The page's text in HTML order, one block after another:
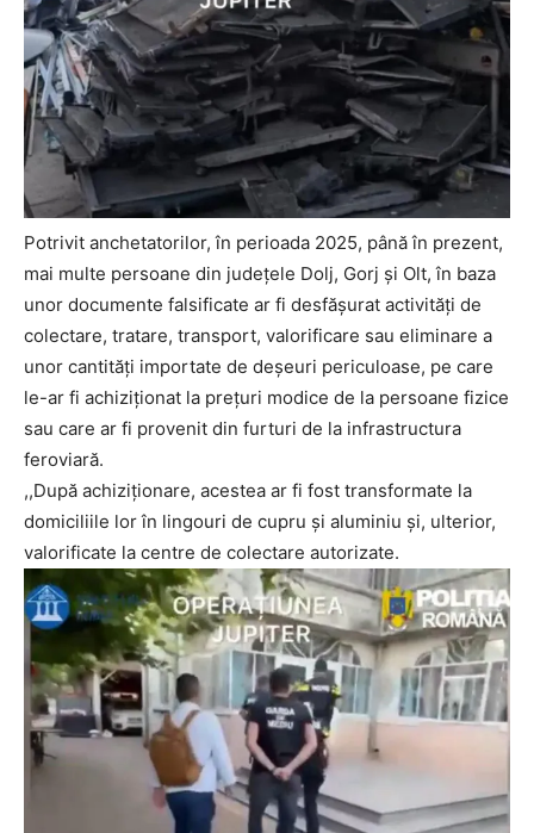
Potrivit anchetatorilor, în perioada 2025, până în prezent,
mai multe persoane din județele Dolj, Gorj și Olt, în baza
unor documente falsificate ar fi desfășurat activități de
colectare, tratare, transport, valorificare sau eliminare a
unor cantități importate de deșeuri periculoase, pe care
le-ar fi achiziționat la prețuri modice de la persoane fizice
sau care ar fi provenit din furturi de la infrastructura
feroviară.
,,După achiziționare, acestea ar fi fost transformate la
domiciliile lor în lingouri de cupru și aluminiu și, ulterior,
valorificate la centre de colectare autorizate.